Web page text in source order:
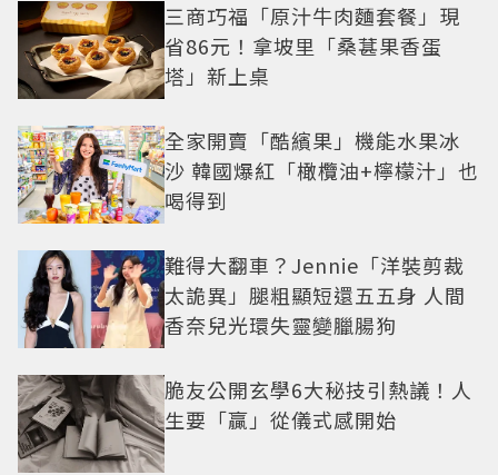
三商巧福「原汁牛肉麵套餐」現
省86元！拿坡里「桑葚果香蛋
塔」新上桌
全家開賣「酷繽果」機能水果冰
沙 韓國爆紅「橄欖油+檸檬汁」也
喝得到
難得大翻車？Jennie「洋裝剪裁
太詭異」腿粗顯短還五五身 人間
香奈兒光環失靈變臘腸狗
脆友公開玄學6大秘技引熱議！人
生要「贏」從儀式感開始